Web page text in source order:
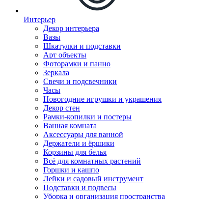
Интерьер
Декор интерьера
Вазы
Шкатулки и подставки
Арт объекты
Фоторамки и панно
Зеркала
Свечи и подсвечники
Часы
Новогодние игрушки и украшения
Декор стен
Рамки-копилки и постеры
Ванная комната
Аксессуары для ванной
Держатели и ёршики
Корзины для белья
Всё для комнатных растений
Горшки и кашпо
Лейки и садовый инструмент
Подставки и подвесы
Уборка и организация пространства